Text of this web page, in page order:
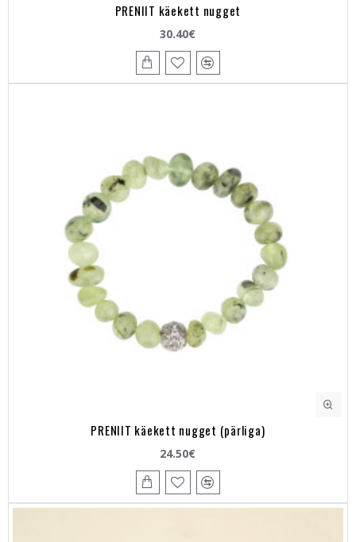
PRENIIT käekett nugget
30.40€
PRENIIT käekett nugget (pärliga)
24.50€